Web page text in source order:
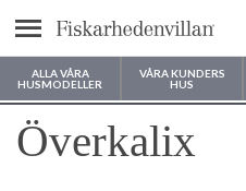
Meny
ALLA VÅRA
HUSMODELLER
VÅRA KUNDERS
HUS
Var vill du
Överkalix